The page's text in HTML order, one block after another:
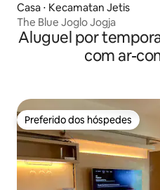
Casa ⋅ Kecamatan Jetis
The Blue Joglo Jogja
Aluguel por
com ar-
Preferido dos hóspedes
Preferido dos hóspedes